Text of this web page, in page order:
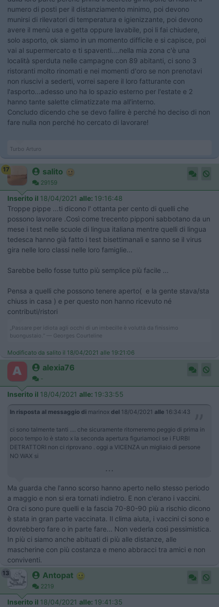
numero di posti per il distanziamento minimo, poi devono
munirsi di rilevatori di temperatura e igienizzante, poi devono
avere il menù usa e getta oppure lavabile, poi li fai chiudere,
solo asporto, ok siamo in un momento difficile e si capisce, poi
vai al supermercato e ti spaventi....nella mia zona c'è una
località sperduta nelle campagne con 89 abitanti, ci sono 3
ristoranti molto rinomati e nei momenti d'oro se non prenotavi
non riuscivi a sederti, vorrei sapere il loro fatturante con
l'asporto...adesso uno ha lo spazio esterno per l'estate e 2
hanno tante salette climatizzate ma all'interno.
Concludo dicendo che se devo fallire è perché ho deciso di non
fare nulla non perché ho cercato di lavorare!
Turbo Arturo
17 salito
29159
Inserito il 18/04/2021 alle: 19:16:48
Troppe pippe ...ti dicono l' ottanta per cento di quelli che
possono lavorare .Così come trecento pipponi sabbotano da un
mese i test nelle scuole di lingua italiana mentre quelli di lingua
tedesca hanno già fatto i test bisettimanali e sanno se il virus
gira nelle loro classi nelle loro famiglie...
Sarebbe bello fosse tutto più semplice più facile ...
Pensa a quelli che possono tenere aperto( e la gente stava/sta
chiuss in casa ) e per questo non hanno ricevuto né
contributi/ristori
„Passare per idiota agli occhi di un imbecille è voluttà da finissimo
buongustaio.“ — Georges Courteline
Modificato da salito il 18/04/2021 alle 19:21:06
alexia76
-
Inserito il 18/04/2021 alle: 19:33:55
In risposta al messaggio di marinox del 18/04/2021 alle 16:34:43
ci sono talmente tanti .... che sicuramente ritorneremo peggio di prima in
poco tempo lo è stato x la seconda apertura figuriamoci se i FURBI
DETRATTORI non ci riprovano . oggi a VICENZA un migliaio di persone
NO WAX si
...
Ma guarda che l'anno scorso hanno aperto nello stesso periodo
a maggio e non si era tornati indietro. E non c'erano i vaccini.
Ora ci sono pure quelli e la fascia 70-80-90 più a rischio dicono
è stata in gran parte vaccinata. Il clima aiuta, i vaccini ci sono e
dovrebbero fare o in parte fare... Non vederla così pessimistica.
In più ci siamo anche abituati di più alle distanze, alle
mascherine con più costanza e meno abbracci tra amici e non
conviventi.
13 Antopat
2219
Inserito il 18/04/2021 alle: 19:41:35